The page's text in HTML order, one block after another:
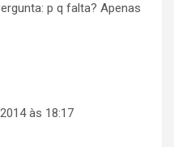
p q falta? Apenas
às 18:17